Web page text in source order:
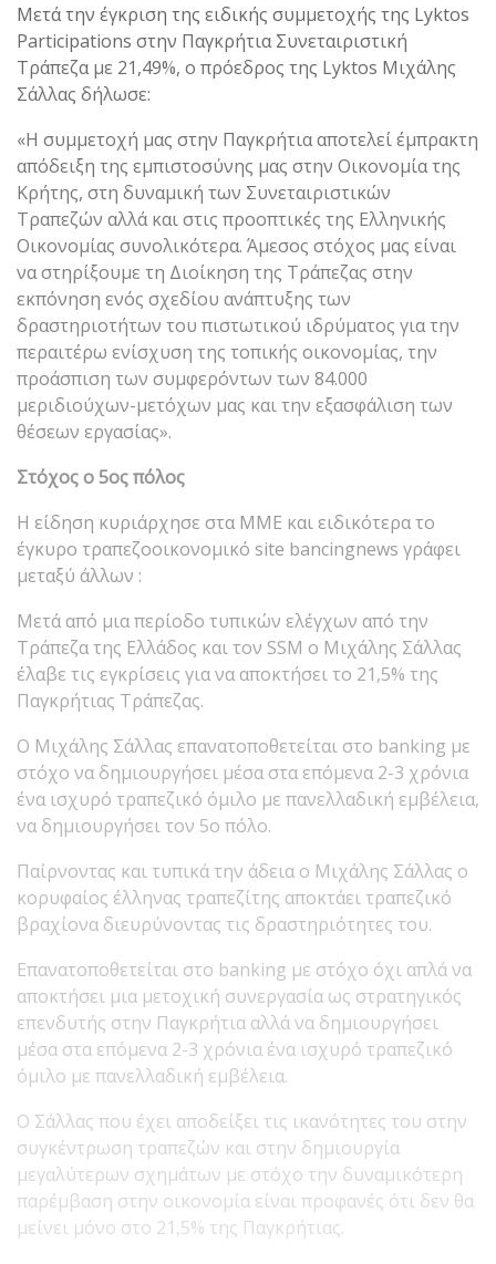
Μετά την έγκριση της ειδικής συμμετοχής της Lyktos
Participations στην Παγκρήτια Συνεταιριστική
Τράπεζα με 21,49%, ο πρόεδρος της Lyktos Μιχάλης
Σάλλας δήλωσε:
«Η συμμετοχή μας στην Παγκρήτια αποτελεί έμπρακτη
απόδειξη της εμπιστοσύνης μας στην Οικονομία της
Κρήτης, στη δυναμική των Συνεταιριστικών
Τραπεζών αλλά και στις προοπτικές της Ελληνικής
Οικονομίας συνολικότερα. Άμεσος στόχος μας είναι
να στηρίξουμε τη Διοίκηση της Τράπεζας στην
εκπόνηση ενός σχεδίου ανάπτυξης των
δραστηριοτήτων του πιστωτικού ιδρύματος για την
περαιτέρω ενίσχυση της τοπικής οικονομίας, την
προάσπιση των συμφερόντων των 84.000
μεριδιούχων-μετόχων μας και την εξασφάλιση των
θέσεων εργασίας».
Στόχος ο 5ος πόλος
Η είδηση κυριάρχησε στα ΜΜΕ και ειδικότερα το
έγκυρο τραπεζοοικονομικό site bancingnews γράφει
μεταξύ άλλων :
Μετά από μια περίοδο τυπικών ελέγχων από την
Τράπεζα της Ελλάδος και τον SSM ο Μιχάλης Σάλλας
έλαβε τις εγκρίσεις για να αποκτήσει το 21,5% της
Παγκρήτιας Τράπεζας.
Ο Μιχάλης Σάλλας επανατοποθετείται στο banking με
στόχο να δημιουργήσει μέσα στα επόμενα 2-3 χρόνια
ένα ισχυρό τραπεζικό όμιλο με πανελλαδική εμβέλεια,
να δημιουργήσει τον 5ο πόλο.
Παίρνοντας και τυπικά την άδεια ο Μιχάλης Σάλλας ο
κορυφαίος έλληνας τραπεζίτης αποκτάει τραπεζικό
βραχίονα διευρύνοντας τις δραστηριότητες του.
Επανατοποθετείται στο banking με στόχο όχι απλά να
αποκτήσει μια μετοχική συνεργασία ως στρατηγικός
επενδυτής στην Παγκρήτια αλλά να δημιουργήσει
μέσα στα επόμενα 2-3 χρόνια ένα ισχυρό τραπεζικό
όμιλο με πανελλαδική εμβέλεια.
Ο Σάλλας που έχει αποδείξει τις ικανότητες του στην
συγκέντρωση τραπεζών και στην δημιουργία
μεγαλύτερων σχημάτων με στόχο την δυναμικότερη
παρέμβαση στην οικονομία είναι προφανές ότι δεν θα
μείνει μόνο στο 21,5% της Παγκρήτιας.